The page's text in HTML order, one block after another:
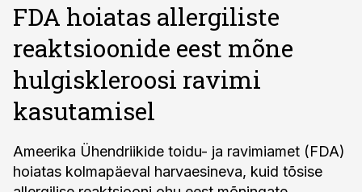
FDA hoiatas allergiliste
reaktsioonide eest mõne
hulgiskleroosi ravimi
kasutamisel
Ameerika Ühendriikide toidu- ja ravimiamet (FDA)
hoiatas kolmapäeval harvaesineva, kuid tõsise